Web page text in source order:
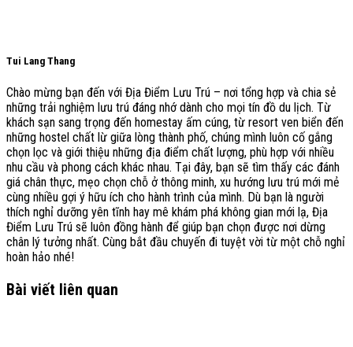
Tui Lang Thang
Chào mừng bạn đến với Địa Điểm Lưu Trú – nơi tổng hợp và chia sẻ
những trải nghiệm lưu trú đáng nhớ dành cho mọi tín đồ du lịch. Từ
khách sạn sang trọng đến homestay ấm cúng, từ resort ven biển đến
những hostel chất lừ giữa lòng thành phố, chúng mình luôn cố gắng
chọn lọc và giới thiệu những địa điểm chất lượng, phù hợp với nhiều
nhu cầu và phong cách khác nhau. Tại đây, bạn sẽ tìm thấy các đánh
giá chân thực, mẹo chọn chỗ ở thông minh, xu hướng lưu trú mới mẻ
cùng nhiều gợi ý hữu ích cho hành trình của mình. Dù bạn là người
thích nghỉ dưỡng yên tĩnh hay mê khám phá không gian mới lạ, Địa
Điểm Lưu Trú sẽ luôn đồng hành để giúp bạn chọn được nơi dừng
chân lý tưởng nhất. Cùng bắt đầu chuyến đi tuyệt vời từ một chỗ nghỉ
hoàn hảo nhé!
Bài viết liên quan